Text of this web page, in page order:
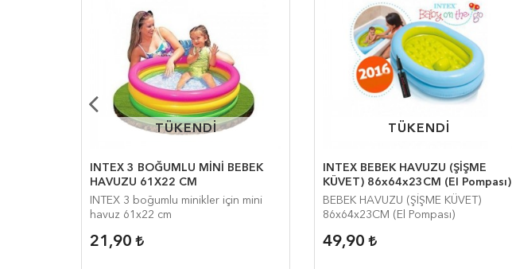
TÜKENDİ
TÜKENDİ
INTEX 3 BOĞUMLU MİNİ BEBEK
HAVUZU 61X22 CM
INTEX 3 boğumlu minikler için mini
havuz 61x22 cm
21,90
TÜKENDİ
TÜKENDİ
INTEX BEBEK HAVUZU (ŞİŞME
KÜVET) 86x64x23CM (El Pompası)
BEBEK HAVUZU (ŞİŞME KÜVET)
86x64x23CM (El Pompası)
49,90